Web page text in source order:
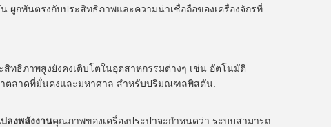
ผูกพันตรงกับประสิทธิภาพและความน่าเชื่อถือของเครื่องจักรที่
ทธิภาพสูงยังคงเติบโตในอุตสาหกรรมต่างๆ เช่น อัตโนมัติ
ตลาดที่มั่นคงและมหาศาล สําหรับปริมณฑลพิสตัน.
ลงพลังงานคุณภาพของเครื่องประปาจะกําหนดว่า ระบบสามารถ